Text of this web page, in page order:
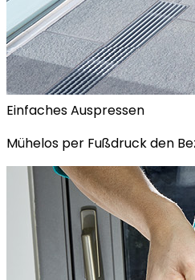
Einfaches Auspressen
Mühelos per Fußdruck den